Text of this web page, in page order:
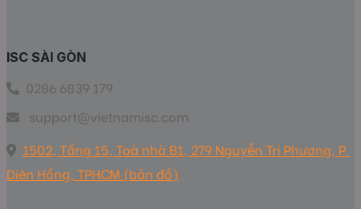
ISC SÀI GÒN
0286 6839 179
support@vietnamisc.com
1502, Tầng 15, Toà nhà B1, 279 Nguyễn Tri Phương, P.
Diên Hồng, TPHCM (bản đồ)